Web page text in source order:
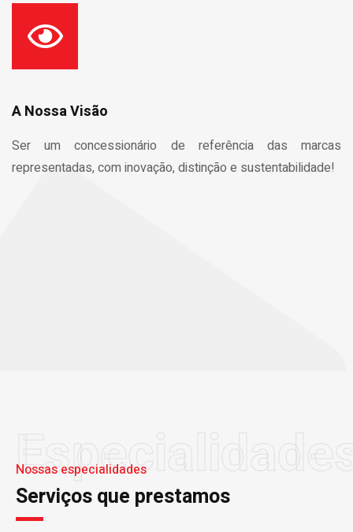
A Nossa Visão
Ser um concessionário de referência das marcas
representadas, com inovação, distinção e sustentabilidade!
Nossas especialidades
Serviços que prestamos